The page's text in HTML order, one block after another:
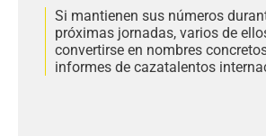
Si mantienen sus números
próximas jornadas, varios de
convertirse en nombres
informes de cazatalentos